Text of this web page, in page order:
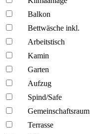
Balkon
Bettwäsche inkl.
Arbeitstisch
Kamin
Garten
Aufzug
Spind/Safe
Gemeinschafts­raum
Terrasse